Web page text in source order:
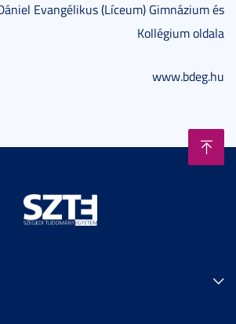
Evangélikus (Líceum) Gimnázium és
Kollégium oldala
www.bdeg.hu